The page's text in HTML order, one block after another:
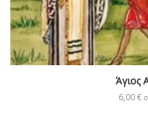
Άγιος
6,00€